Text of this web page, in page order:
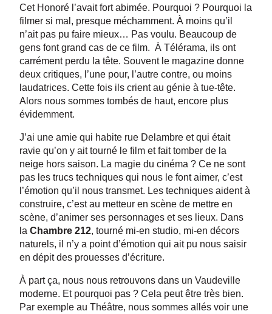
Cet Honoré l’avait fort abimée. Pourquoi ? Pourquoi la
filmer si mal, presque méchamment. À moins qu’il
n’ait pas pu faire mieux… Pas voulu. Beaucoup de
gens font grand cas de ce film. À Télérama, ils ont
carrément perdu la tête. Souvent le magazine donne
deux critiques, l’une pour, l’autre contre, ou moins
laudatrices. Cette fois ils crient au génie à tue-tête.
Alors nous sommes tombés de haut, encore plus
évidemment.
J’ai une amie qui habite rue Delambre et qui était
ravie qu’on y ait tourné le film et fait tomber de la
neige hors saison. La magie du cinéma ? Ce ne sont
pas les trucs techniques qui nous le font aimer, c’est
l’émotion qu’il nous transmet. Les techniques aident à
construire, c’est au metteur en scène de mettre en
scène, d’animer ses personnages et ses lieux. Dans
la Chambre 212, tourné mi-en studio, mi-en décors
naturels, il n’y a point d’émotion qui ait pu nous saisir
en dépit des prouesses d’écriture.
À part ça, nous nous retrouvons dans un Vaudeville
moderne. Et pourquoi pas ? Cela peut être très bien.
Par exemple au Théâtre, nous sommes allés voir une